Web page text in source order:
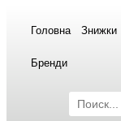
Головна Знижки
Бренди